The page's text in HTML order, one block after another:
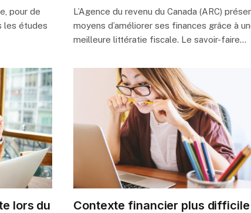
pour de
les études
L’Agence du revenu du Canada (ARC)
moyens d’améliorer ses finances grâce à
meilleure littératie fiscale. Le savoir-faire…
lors du
Contexte financier plus difficile